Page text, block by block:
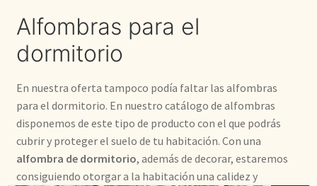
Alfombras para el
dormitorio
En nuestra oferta tampoco podía faltar las alfombras
para el dormitorio. En nuestro catálogo de alfombras
disponemos de este tipo de producto con el que podrás
cubrir y proteger el suelo de tu habitación. Con una
alfombra de dormitorio, además de decorar, estaremos
consiguiendo otorgar a la habitación una calidez y